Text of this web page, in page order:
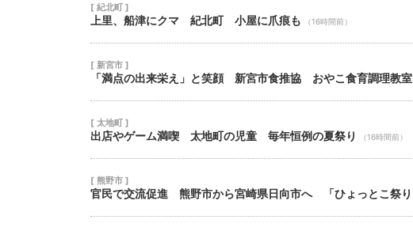
[ 紀北町 ]
上里、船津にクマ 紀北町 小屋に爪痕も （16時間前）
[ 新宮市 ]
「満点の出来栄え」と笑顔 新宮市食推協 おやこ食育調理教室
[ 太地町 ]
出店やゲーム満喫 太地町の児童 毎年恒例の夏祭り （16時間前）
[ 熊野市 ]
官民で交流促進 熊野市から宮崎県日向市へ 「ひょっとこ祭